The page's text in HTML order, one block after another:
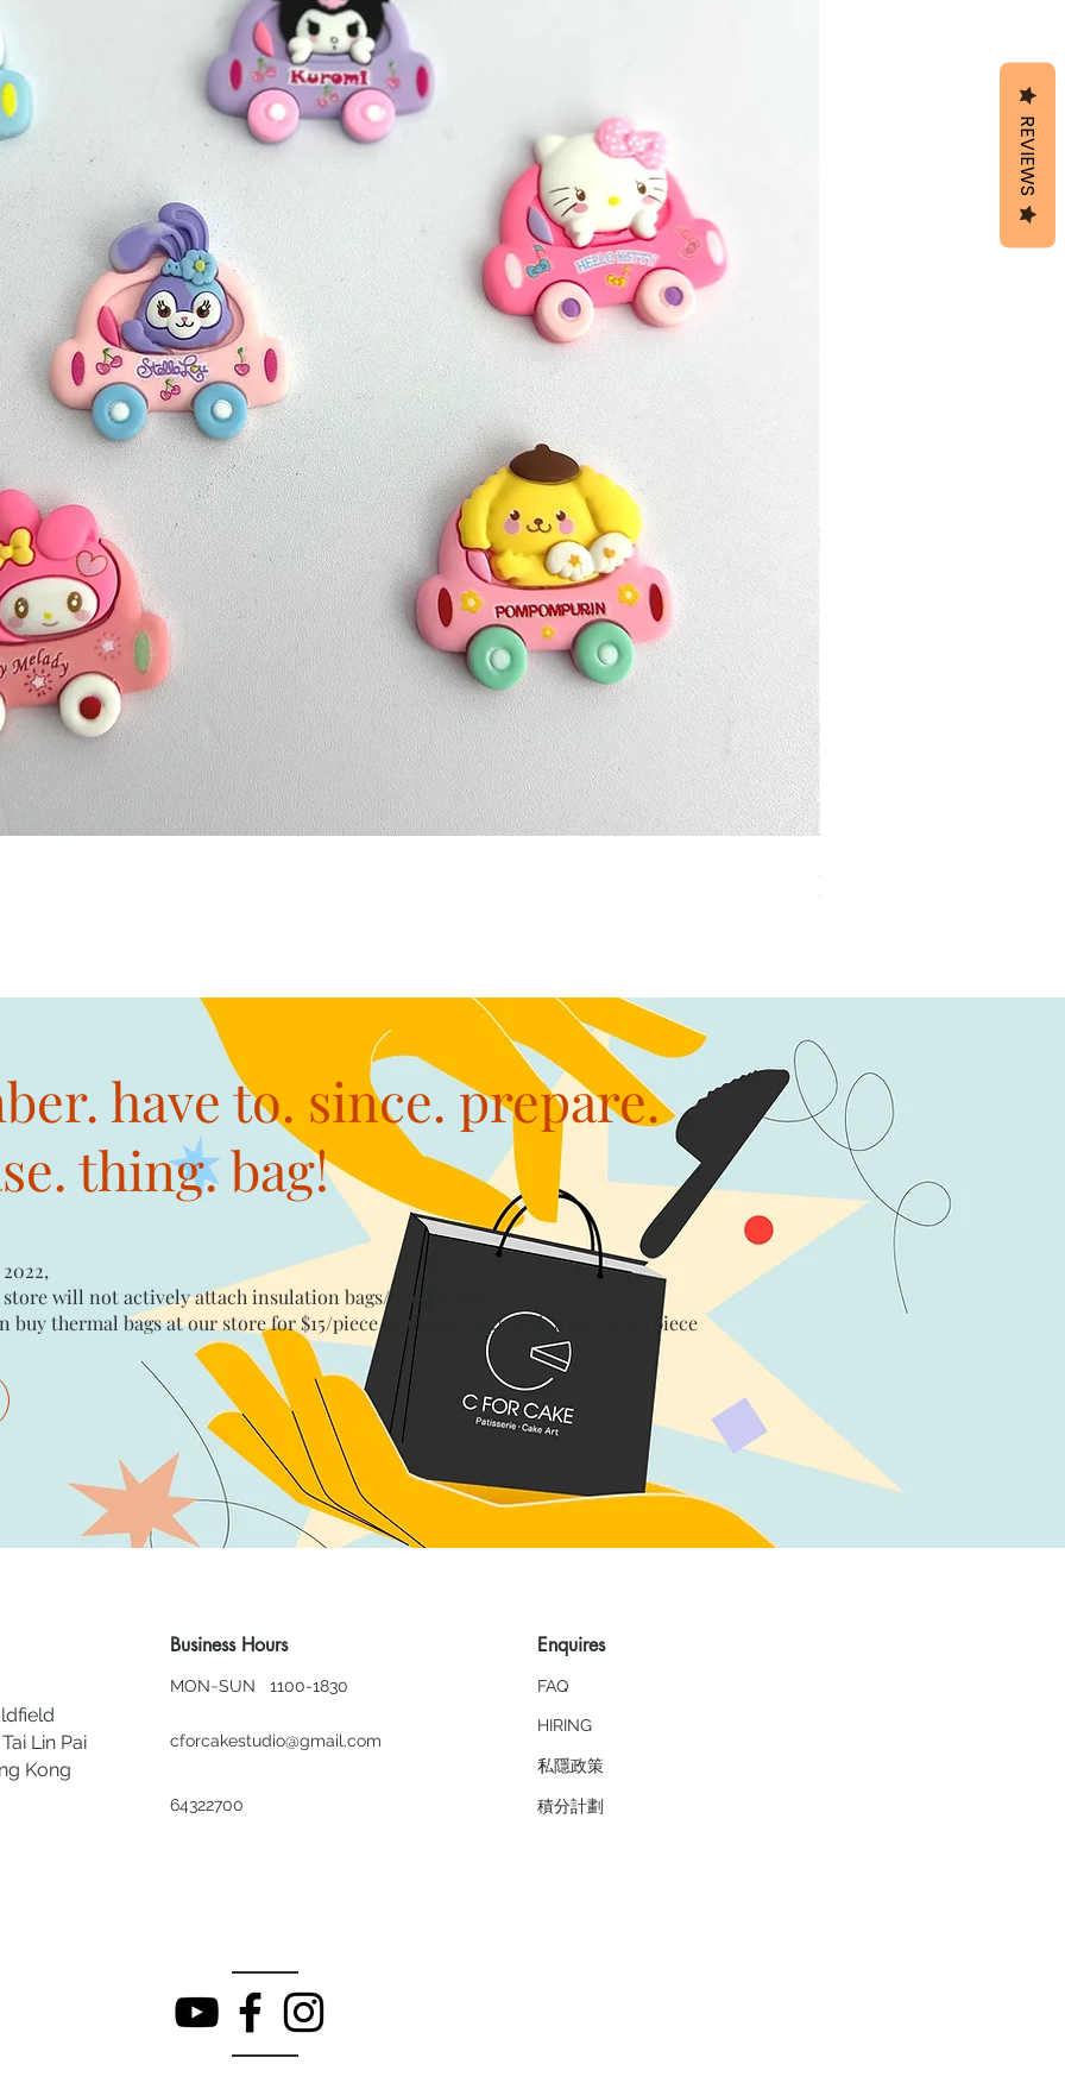
have to. since. prepare.
thing. bag!
will not actively attach insulation bags/plastic bags​
buy thermal bags at our store for $15/piece​ or plastic bags with a levy of $1/piece
Lin Pai
Kong
Business Hours
MON~SUN 1100-1830
cforcakestudio@gmail.com
64322700
Enquires
FAQ
HIRING
私隱政策
​積分計劃
REVIEWS